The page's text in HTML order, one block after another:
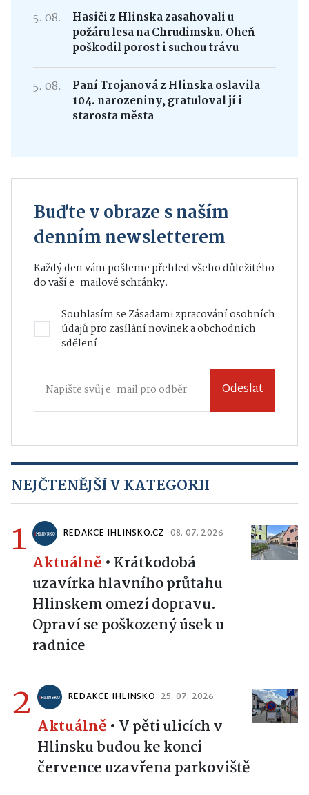
5. 08.
Hasiči z Hlinska zasahovali u
požáru lesa na Chrudimsku. Oheň
poškodil porost i suchou trávu
5. 08.
Paní Trojanová z Hlinska oslavila
104. narozeniny, gratuloval jí i
starosta města
Buďte v obraze s naším
denním newsletterem
Každý den vám pošleme přehled všeho důležitého
do vaší e-mailové schránky.
Souhlasím seZásadami zpracování osobních
údajůpro zasílání novinek a obchodních
sdělení
Odeslat
NEJČTENĚJŠÍ V KATEGORII
1 REDAKCE IHLINSKO.CZ 08. 07. 2026
Aktuálně • Krátkodobá
uzavírka hlavního průtahu
Hlinskem omezí dopravu.
Opraví se poškozený úsek u
radnice
2 REDAKCE IHLINSKO 25. 07. 2026
Aktuálně • V pěti ulicích v
Hlinsku budou ke konci
července uzavřena parkoviště